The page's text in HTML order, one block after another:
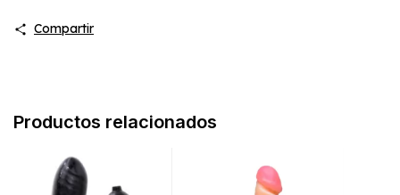
Compartir
Productos relacionados